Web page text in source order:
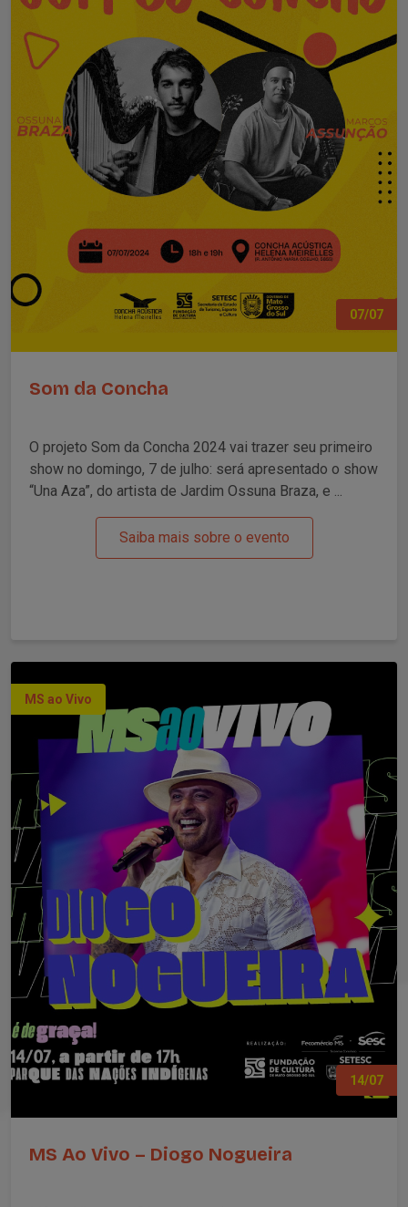
07/07
Som da Concha
O projeto Som da Concha 2024 vai trazer seu primeiro
show no domingo, 7 de julho: será apresentado o show
“Una Aza”, do artista de Jardim Ossuna Braza, e ...
Saiba mais sobre o evento
MS ao Vivo
14/07
MS Ao Vivo – Diogo Nogueira